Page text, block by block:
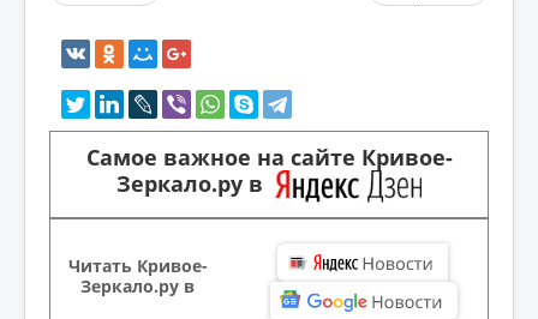
Самое важное на сайте Кривое-
Зеркало.ру в
Читать Кривое-
Зеркало.ру в